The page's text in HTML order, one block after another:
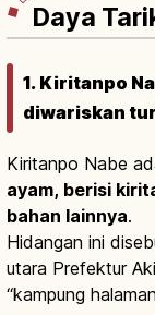
Daya
1. Kiritanpo
diwariskan
Kiritanpo Nabe
ayam, berisi
bahan lainnya.
Hidangan ini
utara Prefektur
“kampung